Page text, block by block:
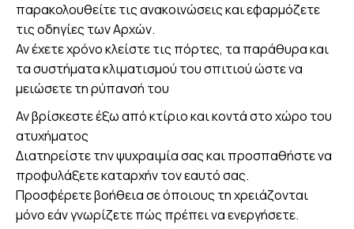
παρακολουθείτε τις ανακοινώσεις και εφαρμόζετε
τις οδηγίες των Αρχών.
Αν έχετε χρόνο κλείστε τις πόρτες, τα παράθυρα και
τα συστήματα κλιματισμού του σπιτιού ώστε να
μειώσετε τη ρύπανσή του
Αν βρίσκεστε έξω από κτίριο και κοντά στο χώρο του
ατυχήματος
Διατηρείστε την ψυχραιμία σας και προσπαθήστε να
προφυλάξετε καταρχήν τον εαυτό σας.
Προσφέρετε βοήθεια σε όποιους τη χρειάζονται
μόνο εάν γνωρίζετε πώς πρέπει να ενεργήσετε.